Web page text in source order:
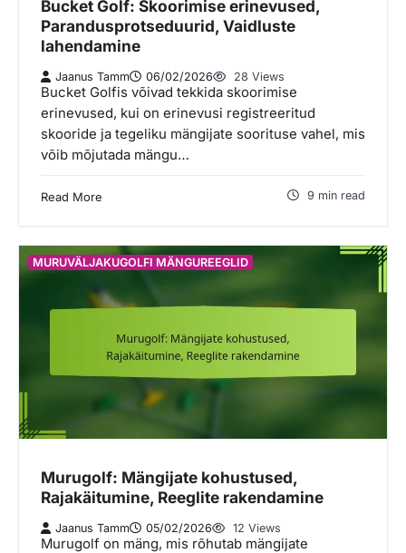
Bucket Golf: Skoorimise erinevused,
Parandusprotseduurid, Vaidluste
lahendamine
Jaanus Tamm 06/02/2026 28 Views
Bucket Golfis võivad tekkida skoorimise
erinevused, kui on erinevusi registreeritud
skooride ja tegeliku mängijate soorituse vahel, mis
võib mõjutada mängu…
Read More 9 min read
MURUVÄLJAKUGOLFI MÄNGUREEGLID
Murugolf: Mängijate kohustused,
Rajakäitumine, Reeglite rakendamine
Jaanus Tamm 05/02/2026 12 Views
Murugolf on mäng, mis rõhutab mängijate